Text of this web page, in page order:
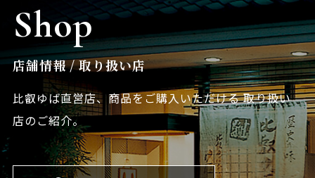
Shop
店舗情報 / 取り扱い店
比叡ゆば直営店、商品をご購入いただける取り扱い
店のご紹介。